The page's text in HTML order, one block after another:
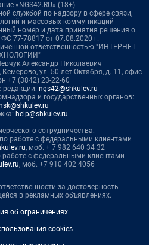
«NGS42.RU» (18+)
службой по надзору в сфере связи,
и массовых коммуникаций
номер и дата принятия решения о
77-78817 от 07.08.2020 г.
ответственностью "ИНТЕРНЕТ
Александр Николаевич
ул. 50 лет Октября, д. 11, офис
+7 (3842) 23-22-60
редакции: ngs42@shkulev.ru
и государственных органов:
help@shkulev.ru
сотрудничества:
работе с федеральными клиентами
, моб. + 7 982 640 34 32
работе с федеральными клиентами
, моб. +7 910 402 4056
за достоверность
в рекламных объявлениях.
об ограничениях
cookies